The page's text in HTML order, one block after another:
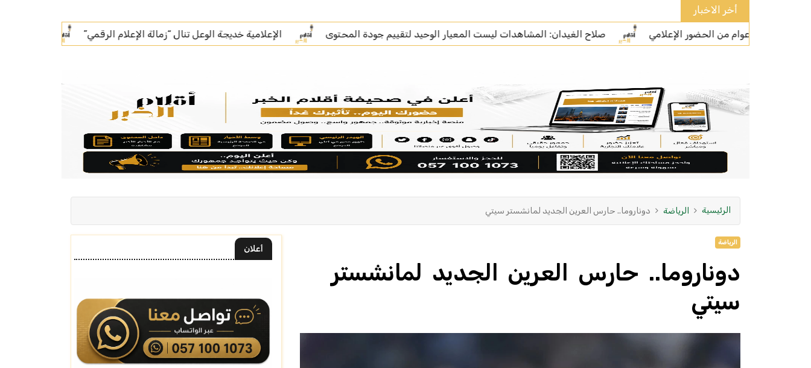
أخر الاخبار
صلاح الغيدان: المشاهدات ليست المعيار الوحيد لتقييم جودة المحتوى الإعلامية خديجة الوعل تنال “زمالة الإعلام الرقمي” بتكللة تجاوزت الـ 60 مليون ريال.. "نبع" تبوك تنهي تركيب أسرع خط إنتاج للمياه في العالم
الرئيسية الرياضة دوناروما.. حارس العرين الجديد لمانشستر سيتي
الرياضة
دوناروما.. حارس العرين الجديد لمانشستر
سيتي
أعلان